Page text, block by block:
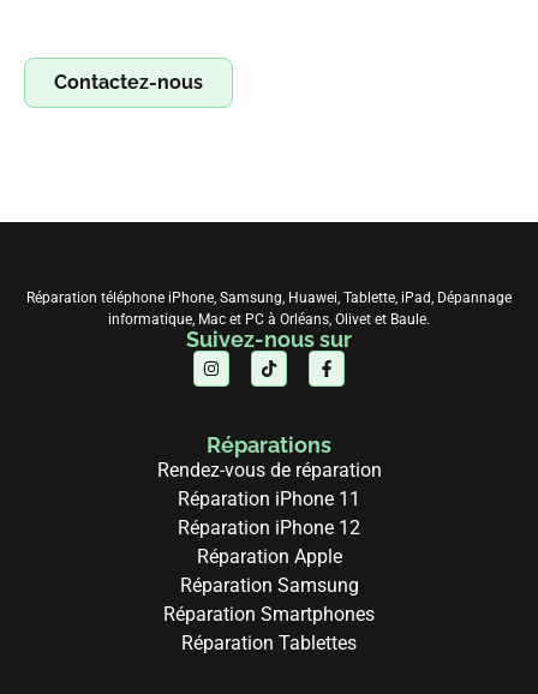
Contactez-nous
Réparation téléphone iPhone, Samsung, Huawei, Tablette, iPad, Dépannage
informatique, Mac et PC à Orléans, Olivet et Baule.
Suivez-nous sur
Réparations
Rendez-vous de réparation
Réparation iPhone 11
Réparation iPhone 12
Réparation Apple
Réparation Samsung
Réparation Smartphones
Réparation Tablettes